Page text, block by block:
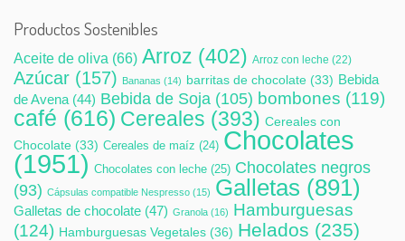
Productos Sostenibles
Aceite de oliva (66) Arroz (402) Arroz con leche (22)
Azúcar (157) Bananas (14) barritas de chocolate (33) Bebida
de Avena (44) Bebida de Soja (105) bombones (119)
café (616) Cereales (393) Cereales con
Chocolate (33) Cereales de maíz (24) Chocolates
(1951) Chocolates con leche (25) Chocolates negros
(93) Cápsulas compatible Nespresso (15) Galletas (891)
Galletas de chocolate (47) Granola (16) Hamburguesas
(124) Hamburguesas Vegetales (36) Helados (235)